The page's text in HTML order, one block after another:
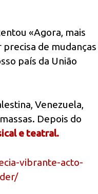
«Agora, mais
de mudanças
país da União
Venezuela,
Depois do
e teatral.
vibrante-acto-